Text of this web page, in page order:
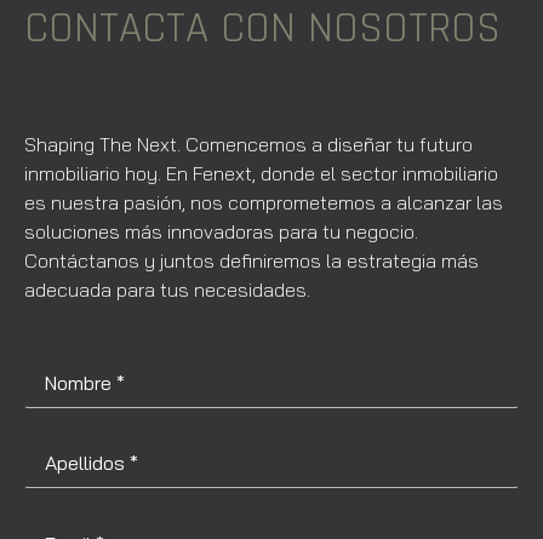
CONTACTA CON NOSOTROS
Shaping The Next. Comencemos a diseñar tu futuro
inmobiliario hoy. En Fenext, donde el sector inmobiliario
es nuestra pasión, nos comprometemos a alcanzar las
soluciones más innovadoras para tu negocio.
Contáctanos y juntos definiremos la estrategia más
adecuada para tus necesidades.